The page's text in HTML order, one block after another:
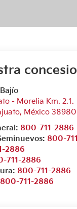
- Morelia Km. 2.1.
, México 38980
800-711-2886
800-
2886
711-2886
800-711-2886
800-711-2886